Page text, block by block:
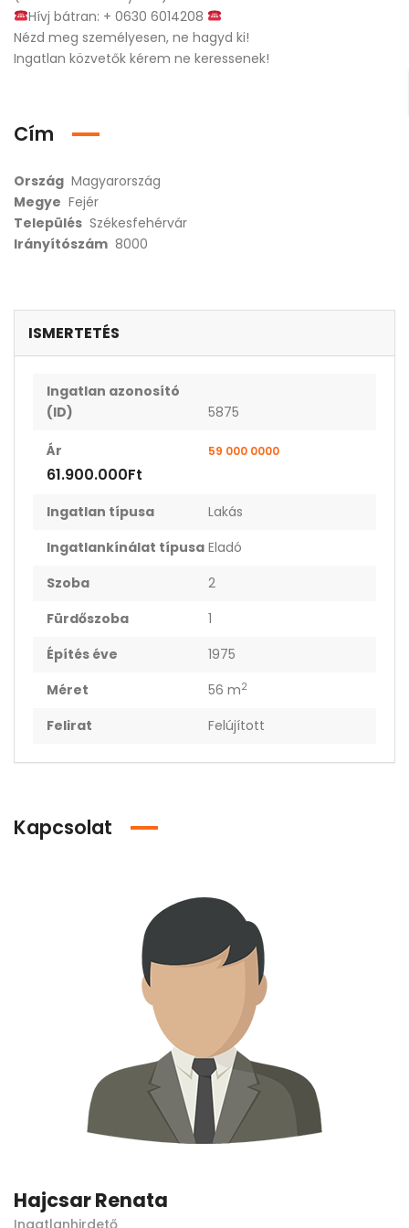
Hívj bátran: + 0630 6014208
Nézd meg személyesen, ne hagyd ki!
Ingatlan közvetők kérem ne keressenek!
Cím
Ország Magyarország
Megye Fejér
Település Székesfehérvár
Irányítószám 8000
ISMERTETÉS
Ingatlan azonosító
(ID)
5875
Ár 59 000 0000
61.900.000Ft
Ingatlan típusa
Lakás
Ingatlankínálat típusa Eladó
Szoba
2
Fürdőszoba
1
Építés éve
1975
Méret
56 m2
Felirat Felújított
Kapcsolat
Hajcsar Renata